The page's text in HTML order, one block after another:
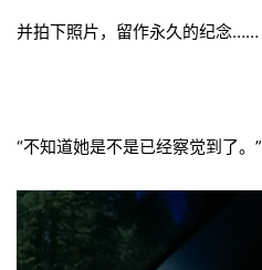
并拍下照片，留作永久的纪念……
“不知道她是不是已经察觉到了。”